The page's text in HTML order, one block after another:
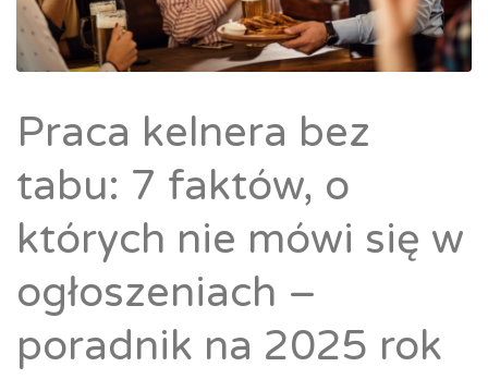
Praca kelnera bez
tabu: 7 faktów, o
których nie mówi się w
ogłoszeniach –
poradnik na 2025 rok